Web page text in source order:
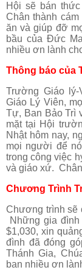
Hội sẽ bán
Chân thành
ăn và giúp đỡ
bầu của Đức
nhiều ơn lành
Thông báo của
Trường Giáo
Giáo Lý Viên,
Tự, Ban Bảo Trì
mặt tại Hội
Nhật hôm nay,
mọi người để
trong công việc
và giáo xứ.
Chương Trình
Chương trình sẽ
Những gia
$1,030, xin
đình đã đóng
Thánh Gia,
ban nhiều ơn